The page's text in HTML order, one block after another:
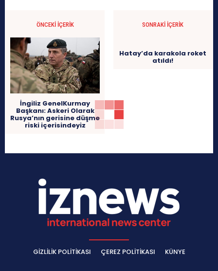
ÖNCEKI İÇERIK
İngiliz GenelKurmay
Başkanı: Askeri Olarak
Rusya’nın gerisine düşme
riski içerisindeyiz
SONRAKI İÇERIK
Hatay’da karakola roket
GIZLILIK POLITIKASI ÇEREZ POLITIKASI KÜNYE